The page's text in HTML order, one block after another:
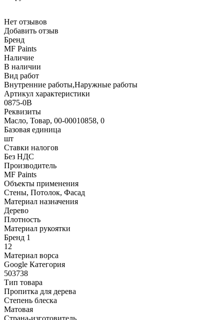
Нет отзывов
Добавить отзыв
Бренд
MF Paints
Наличие
В наличии
Вид работ
Внутренние работы,Наружные работы
Артикул характеристики
0875-0B
Реквизиты
Масло, Товар, 00-00010858, 0
Базовая единица
шт
Ставки налогов
Без НДС
Производитель
MF Paints
Объекты применения
Стены, Потолок, Фасад
Материал назначения
Дерево
Плотность
Материал рукоятки
Бренд 1
12
Материал ворса
Google Категория
503738
Тип товара
Пропитка для дерева
Степень блеска
Матовая
Страна-изготовитель